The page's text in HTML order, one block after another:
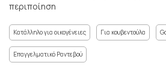
περιποίηση
Κατάλληλο για οικογένειες Για κουβεντούλα
Επαγγελματικό Ραντεβού